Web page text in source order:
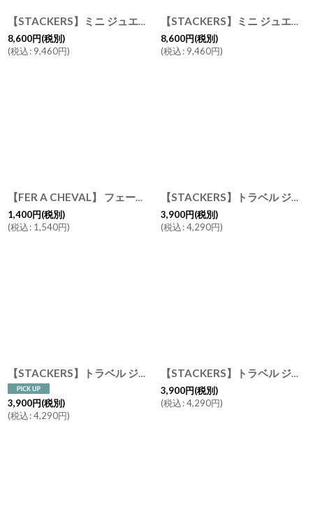
【STACKERS】ミニ ジュエリーボックス 選べる2個セット 2set ブラッシュピンク BushPink スタッカーズ ロンドン UK
8,600円(税別)
(税込: 9,460円)
【STACKERS】ミニ ジュエリーボックス 選べる2個セット 2set セージグリーン SageGreen スタッカーズ ロンドン UK
8,600円(税別)
(税込: 9,460円)
【FER A CHEVAL】 フェールシュヴァル ディッシュソープ 500ml 食器用洗剤 ソープ オリーブ ナチュラル 肌に優しい 食器洗剤 フランス製
1,400円(税別)
(税込: 1,540円)
【STACKERS】トラベル ジュエリーボックス S Travel S オートミール Oatmeal スタッカーズ
3,900円(税別)
(税込:4,290円)
【STACKERS】トラベル ジュエリーボックス S TravelS セージグリーン Sage Green スタッカーズ ロンドン
3,900円(税別)
(税込:4,290円)
【STACKERS】トラベル ジュエリーボックス S travel S イエロー Yellow スタッカーズ
3,900円(税別)
(税込:4,290円)